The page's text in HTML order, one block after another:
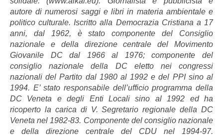
autore di numerosi saggi e libri in materia ambientale e
politico culturale. Iscritto alla Democrazia Cristiana a 17
anni, dal 1962, è stato componente del Consiglio
nazionale e della direzione centrale del Movimento
Giovanile DC dal 1966 al 1976; componente del
consiglio nazionale della DC eletto nei congressi
nazionali del Partito dal 1980 al 1992 e del PPI sino al
1994. E’ stato responsabile dell’ufficio programma della
DC Veneta e degli Enti Locali sino al 1992 ed ha
ricoperto la carica di V. Segretario regionale della DC
Veneta nel 1982-83. Componente del consiglio nazionale
e della direzione centrale del CDU nel 1994-97.